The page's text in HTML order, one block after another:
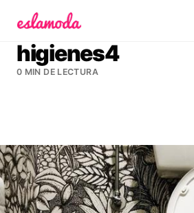
higienes4
0 MIN DE LECTURA